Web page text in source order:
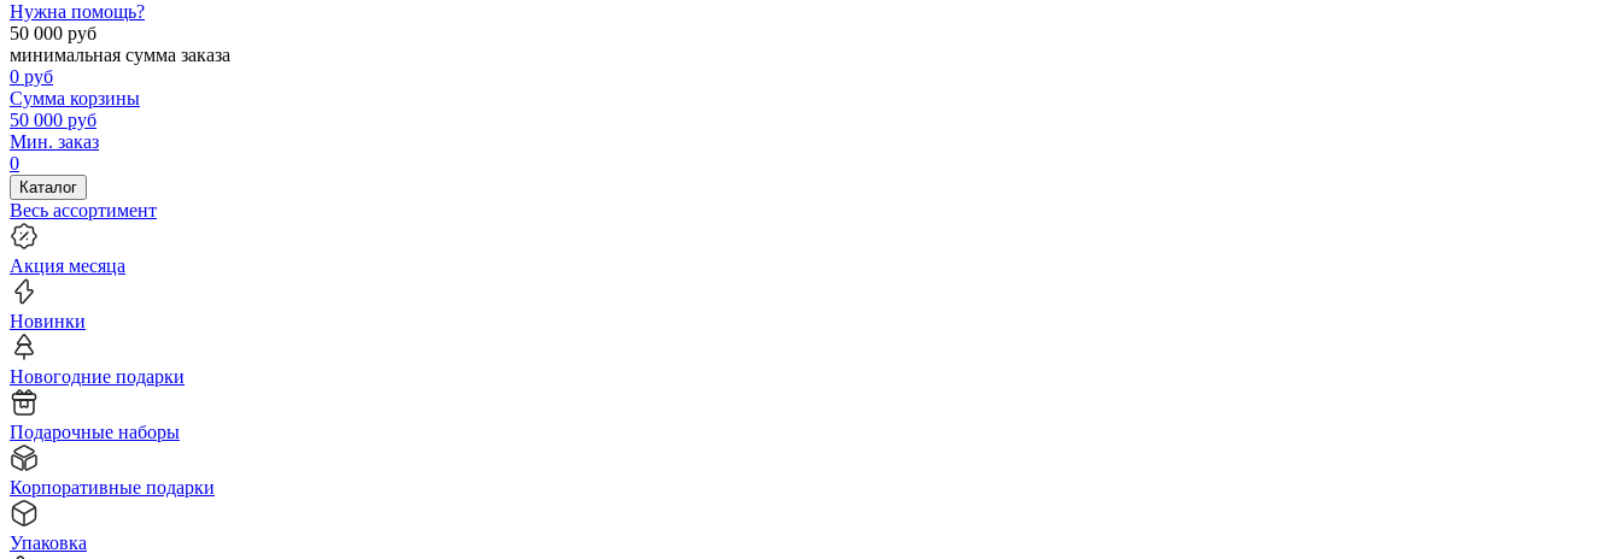
Нужна помощь?
50 000 руб
минимальная сумма заказа
0 руб
Сумма корзины
50 000 руб
Мин. заказ
0
Каталог
Весь ассортимент
Акция месяца
Новинки
Новогодние подарки
Подарочные наборы
Корпоративные подарки
Упаковка